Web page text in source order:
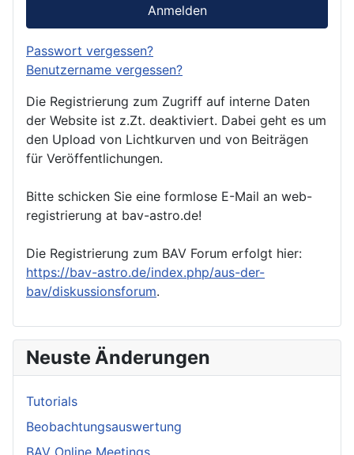
Anmelden
Passwort vergessen?
Benutzername vergessen?
Die Registrierung zum Zugriff auf interne Daten
der Website ist z.Zt. deaktiviert. Dabei geht es um
den Upload von Lichtkurven und von Beiträgen
für Veröffentlichungen.
Bitte schicken Sie eine formlose E-Mail an web-
registrierung at bav-astro.de!
Die Registrierung zum BAV Forum erfolgt hier:
https://bav-astro.de/index.php/aus-der-
bav/diskussionsforum.
Neuste Änderungen
Tutorials
Beobachtungsauswertung
BAV Online Meetings